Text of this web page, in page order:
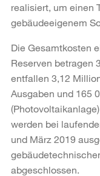
realisiert, um einen
gebäudeeigenem
Die Gesamtkosten
Reserven betragen
entfallen 3,12
Ausgaben und 165
werden bei
und März 2019
abgeschlossen.